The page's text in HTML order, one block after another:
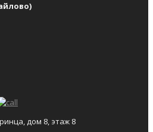
дом 8, этаж 8